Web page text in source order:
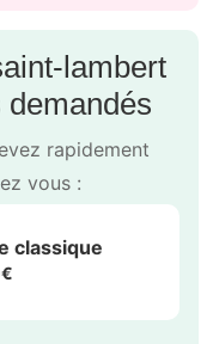
lambert
rapidement
vous :
classique